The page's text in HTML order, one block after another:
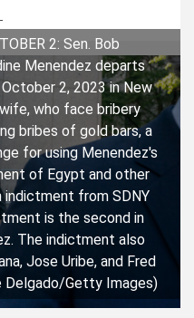
2: Sen. Bob
Menendez departs
2, 2023 in New
who face bribery
bribes of gold bars, a
for using Menendez's
of Egypt and other
from SDNY
is the second in
The indictment also
Jose Uribe, and Fred
Delgado/Getty Images)